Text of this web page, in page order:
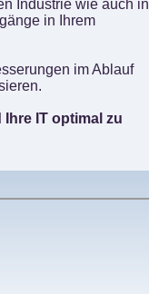
Industrie wie auch in
in Ihrem
im Ablauf
IT optimal zu